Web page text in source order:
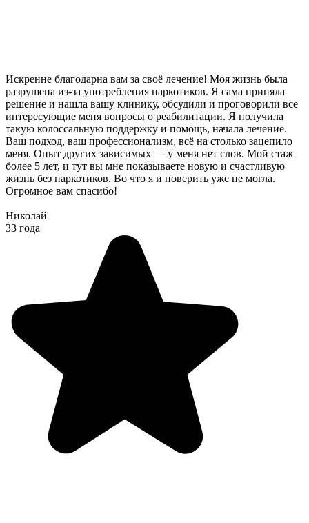
Искренне благодарна вам за своё лечение! Моя жизнь была
разрушена из-за употребления наркотиков. Я сама приняла
решение и нашла вашу клинику, обсудили и проговорили все
интересующие меня вопросы о реабилитации. Я получила
такую колоссальную поддержку и помощь, начала лечение.
Ваш подход, ваш профессионализм, всё на столько зацепило
меня. Опыт других зависимых — у меня нет слов. Мой стаж
более 5 лет, и тут вы мне показываете новую и счастливую
жизнь без наркотиков. Во что я и поверить уже не могла.
Огромное вам спасибо!
Николай
33 года